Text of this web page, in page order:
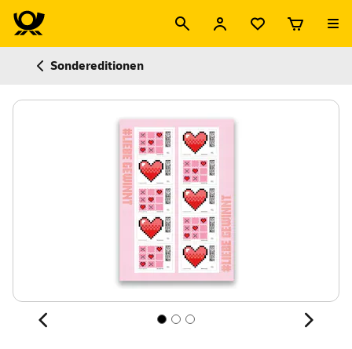
Sondereditionen